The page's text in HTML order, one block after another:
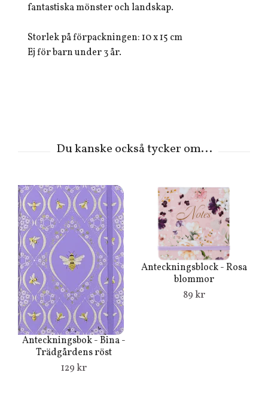
fantastiska mönster och landskap.
Storlek på förpackningen: 10 x 15 cm
Ej för barn under 3 år.
Anteckningsbok - Bina -
Trädgårdens röst
129 kr
Anteckningsblock - Rosa
blommor
89 kr